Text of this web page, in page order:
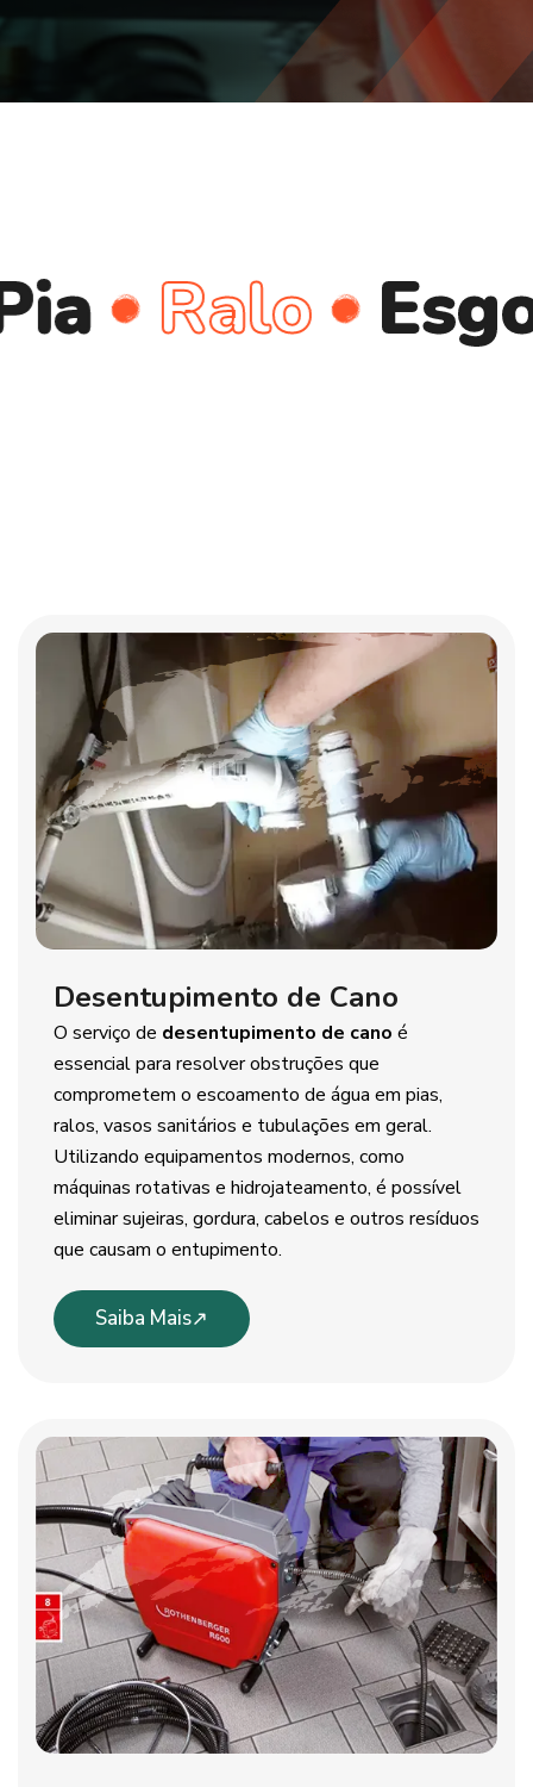
Ralo Esgoto
Desentupimento de Cano
O serviço de desentupimento de cano é
essencial para resolver obstruções que
comprometem o escoamento de água em pias,
ralos, vasos sanitários e tubulações em geral.
Utilizando equipamentos modernos, como
máquinas rotativas e hidrojateamento, é possível
eliminar sujeiras, gordura, cabelos e outros resíduos
que causam o entupimento.
Saiba Mais